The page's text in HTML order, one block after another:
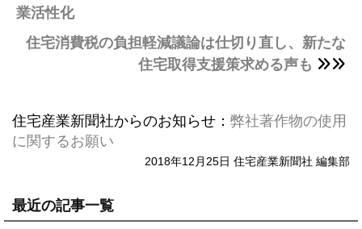
業活性化
住宅消費税の負担軽減議論は仕切り直し、新たな
住宅取得支援策求める声も
住宅産業新聞社からのお知らせ： 弊社著作物の使用
に関するお願い
2018年12月25日 住宅産業新聞社 編集部
最近の記事一覧